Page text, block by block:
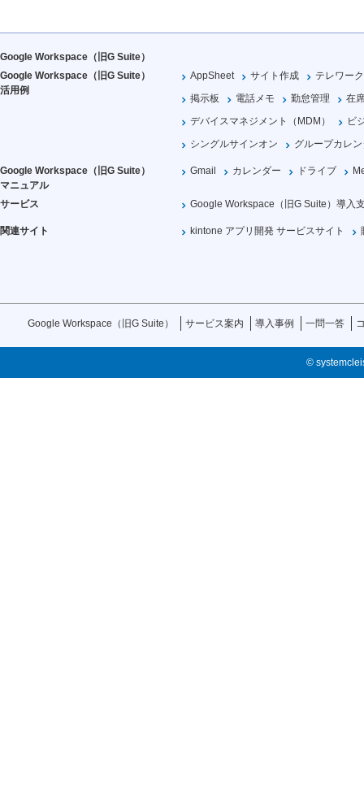
Google Workspace（旧G Suite）
Google Workspace（旧G Suite）
活用例
AppSheet サイト作成
テレワーク
掲示板
電話メモ 勤怠管理
在
デバイスマネジメント（MDM）
ビ
シングルサインオン
グループカレ
Google Workspace（旧G Suite）
マニュアル
Gmail カレンダー ドライブ
サービス Google Workspace（旧G Suite）導入
関連サイト kintone アプリ開発 サービスサイト
Google Workspace（旧G Suite） サービス案内 導入事例 一問一答
©